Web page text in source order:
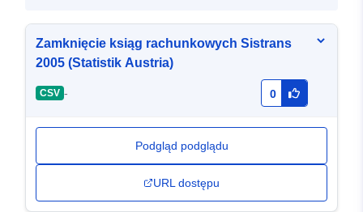
Zamknięcie ksiąg rachunkowych Sistrans
2005 (Statistik Austria)
CSV - 0
Podgląd podglądu
URL dostępu